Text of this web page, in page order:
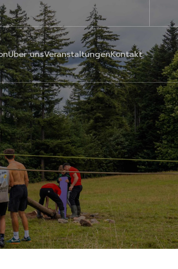
Über unsVeranstaltungenKontakt